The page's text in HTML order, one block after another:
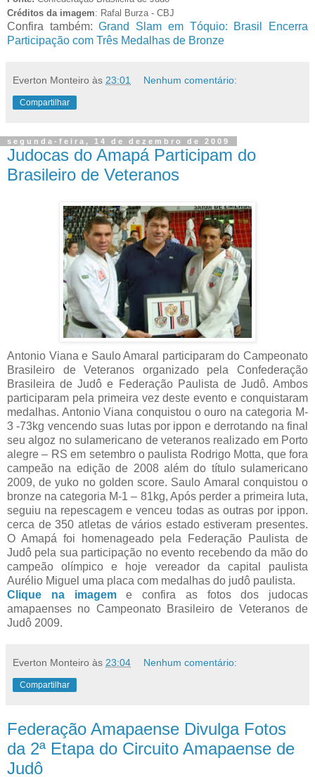
Créditos da imagem: Rafal Burza - CBJ
Confira também:Grand Slam em Tóquio: Brasil Encerra
Participação com Três Medalhas de Bronze
Everton Monteiro às 23:01 Nenhum comentário:
Compartilhar
segunda-feira, 14 de dezembro de 2009
Judocas do Amapá Participam do
Brasileiro de Veteranos
Antonio Viana e Saulo Amaral participaram do Campeonato
Brasileiro de Veteranos organizado pela Confederação
Brasileira de Judô e Federação Paulista de Judô. Ambos
participaram pela primeira vez deste evento e conquistaram
medalhas. Antonio Viana conquistou o ouro na categoria M-
3 -73kg vencendo suas lutas por ippon e derrotando na final
seu algoz no sulamericano de veteranos realizado em Porto
alegre – RS em setembro o paulista Rodrigo Motta, que fora
campeão na edição de 2008 além do título sulamericano
2009, de yuko no golden score. Saulo Amaral conquistou o
bronze na categoria M-1 – 81kg, Após perder a primeira luta,
seguiu na repescagem e venceu todas as outras por ippon.
cerca de 350 atletas de vários estado estiveram presentes.
O Amapá foi homenageado pela Federação Paulista de
Judô pela sua participação no evento recebendo da mão do
campeão olímpico e hoje vereador da capital paulista
Aurélio Miguel uma placa com medalhas do judô paulista.
Clique na imageme confira as fotos dos judocas
amapaenses no Campeonato Brasileiro de Veteranos de
Judô 2009.
Everton Monteiro às 23:04 Nenhum comentário:
Compartilhar
Federação Amapaense Divulga Fotos
da 2ª Etapa do Circuito Amapaense de
Judô